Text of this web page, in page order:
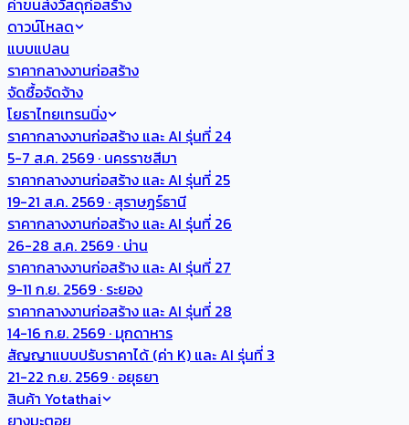
ค่าขนส่งวัสดุก่อสร้าง
ดาวน์โหลด
แบบแปลน
ราคากลางงานก่อสร้าง
จัดซื้อจัดจ้าง
โยธาไทยเทรนนิ่ง
ราคากลางงานก่อสร้าง และ AI รุ่นที่ 24
5-7 ส.ค. 2569 · นครราชสีมา
ราคากลางงานก่อสร้าง และ AI รุ่นที่ 25
19-21 ส.ค. 2569 · สุราษฎร์ธานี
ราคากลางงานก่อสร้าง และ AI รุ่นที่ 26
26-28 ส.ค. 2569 · น่าน
ราคากลางงานก่อสร้าง และ AI รุ่นที่ 27
9-11 ก.ย. 2569 · ระยอง
ราคากลางงานก่อสร้าง และ AI รุ่นที่ 28
14-16 ก.ย. 2569 · มุกดาหาร
สัญญาแบบปรับราคาได้ (ค่า K) และ AI รุ่นที่ 3
21-22 ก.ย. 2569 · อยุธยา
สินค้า Yotathai
ยางมะตอย